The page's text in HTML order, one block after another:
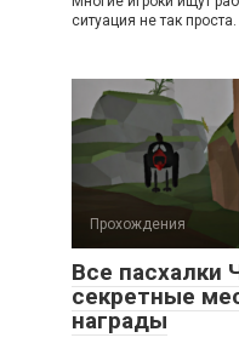
ситуация не так
Прохождения
Все пасхалки
секретные
награды